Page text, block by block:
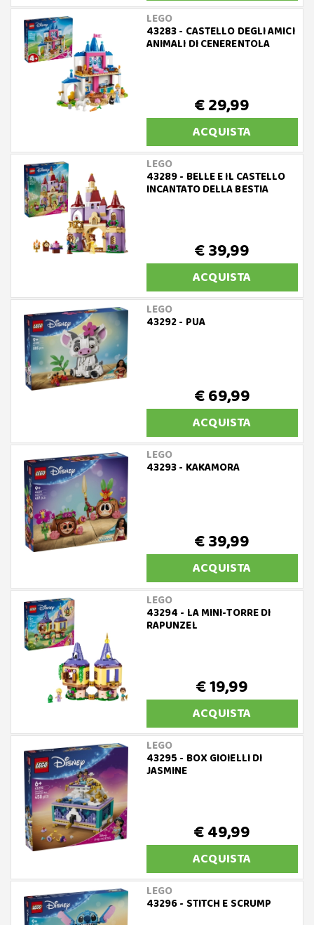
LEGO
43283 - CASTELLO DEGLI AMICI
ANIMALI DI CENERENTOLA
€ 29,99
ACQUISTA
LEGO
43289 - BELLE E IL CASTELLO
INCANTATO DELLA BESTIA
€ 39,99
ACQUISTA
LEGO
43292 - PUA
€ 69,99
ACQUISTA
LEGO
43293 - KAKAMORA
€ 39,99
ACQUISTA
LEGO
43294 - LA MINI-TORRE DI
RAPUNZEL
€ 19,99
ACQUISTA
LEGO
43295 - BOX GIOIELLI DI
JASMINE
€ 49,99
ACQUISTA
LEGO
43296 - STITCH E SCRUMP